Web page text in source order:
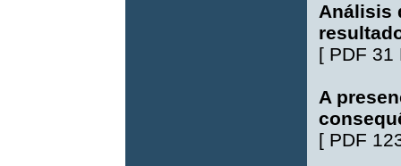
Análisis
[ PDF 31
A
[ PDF